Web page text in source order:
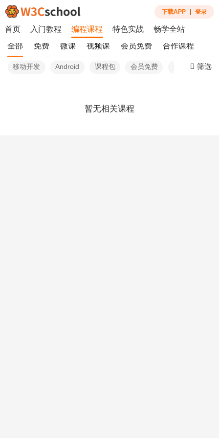
下载APP 登录
首页 入门教程 编程课程 特色实战 畅学全站
全部 免费 微课 视频课 会员免费 合作课程
移动开发 Android 课程包 会员免费 最新 筛选
暂无相关课程